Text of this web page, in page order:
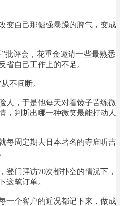
变自己那倔强暴躁的脾气，变成
批评会，花重金邀请一些最熟悉
省自己工作上的不足。
不间断。
人，于是他每天对着镜子苦练微
，判断出哪一种微笑最能打动人
每周定期去日本著名的寺庙听吉
登门拜访70次都扑空的情况下，
这笔订单。
一个客户的近况都记下来，做成